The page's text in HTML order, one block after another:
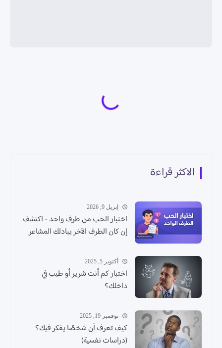
الاكثر قراءة
إبريل 9, 2026
اختبار الحب من طرف واحد - اكتشف
إن كان الطرف الآخر يبادلك المشاعر
أكتوبر 5, 2025
اختبار كم أنت شرير أو طيب في
داخلك؟
نوفمبر 19, 2025
كيف تعرف أن شخصًا يفكر فيك؟
(دراسات نفسية)